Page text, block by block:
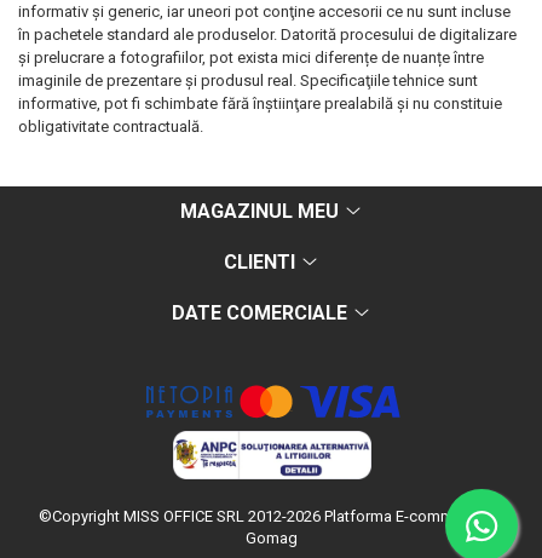
informativ şi generic, iar uneori pot conţine accesorii ce nu sunt incluse
în pachetele standard ale produselor. Datorită procesului de digitalizare
și prelucrare a fotografiilor, pot exista mici diferențe de nuanțe între
imaginile de prezentare și produsul real. Specificaţiile tehnice sunt
informative, pot fi schimbate fără înştiinţare prealabilă şi nu constituie
obligativitate contractuală.
MAGAZINUL MEU
CLIENTI
DATE COMERCIALE
©Copyright MISS OFFICE SRL 2012-2026 Platforma E-commerce by
Gomag